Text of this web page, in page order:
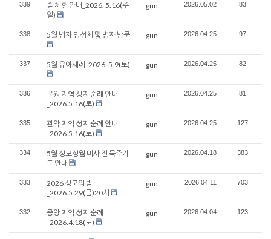
339
숲 체험 안내_2026. 5.16(주
일)
gun 2026.05.02 83
338 5월 병자 영성체 및 병자 방문 gun 2026.04.25 97
337 5월 유아세례_2026. 5.9(토) gun 2026.04.25 82
336
문원 지역 성지 순례 안내
_2026.5.16(토)
gun 2026.04.25 81
335
관악 지역 성지 순례 안내
_2026.5.16(토)
gun 2026.04.25 127
334
5월 성모성월 미사 전 묵주기
도 안내
gun 2026.04.18 383
333
2026 성모의 밤
_2026.5.29(금)20시
gun 2026.04.11 703
332
중앙 지역 성지 순례
_2026.4.18(토)
gun 2026.04.04 123